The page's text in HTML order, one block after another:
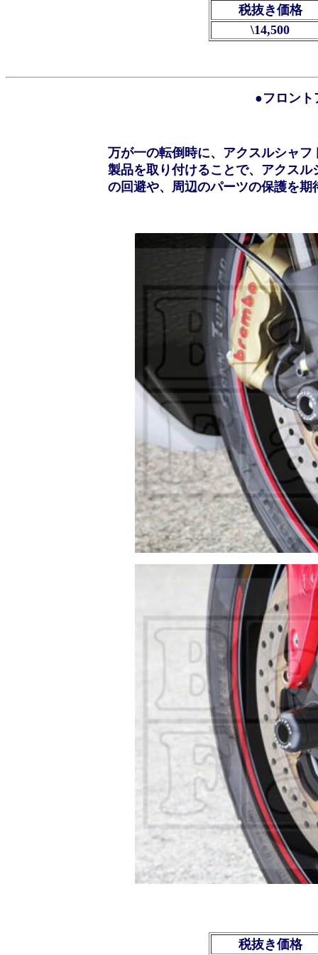
税抜き価格
\14,500
●フロント
万が一の転倒時に、アクスルシャ
製品を取り付けることで、アクス
の回避や、周辺のパーツの保護を期
税抜き価格